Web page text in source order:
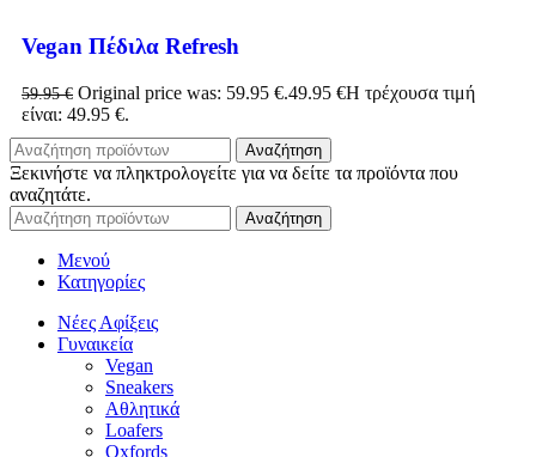
Vegan Πέδιλα Refresh
59.95€ Original price was: 59.95 €.49.95 €Η τρέχουσα τιμή
είναι: 49.95 €.
Αναζήτηση
Ξεκινήστε να πληκτρολογείτε για να δείτε τα προϊόντα που
αναζητάτε.
Αναζήτηση
Μενού
Κατηγορίες
Νέες Αφίξεις
Γυναικεία
Vegan
Sneakers
Αθλητικά
Loafers
Oxfords